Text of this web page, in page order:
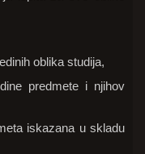
oblika studija,
predmete i njihov
iskazana u skladu